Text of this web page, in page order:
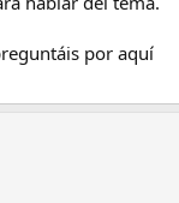
por aquí